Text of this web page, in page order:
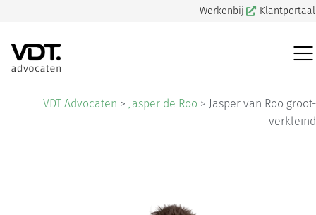
Werkenbij Klantportaal
VDT Advocaten > Jasper de Roo > Jasper van Roo groot-
verkleind